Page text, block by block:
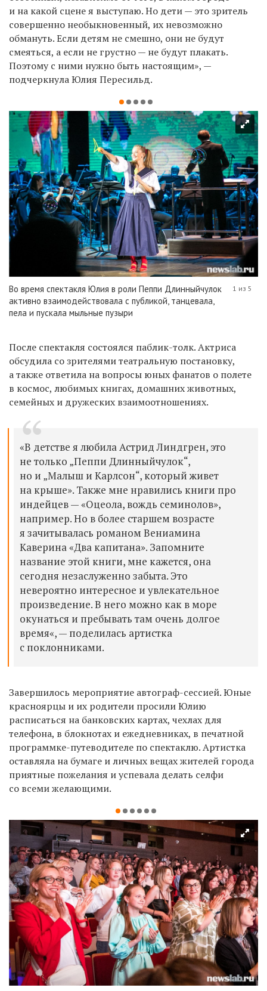
и на какой сцене я выступаю. Но дети — это зритель
совершенно необыкновенный, их невозможно
обмануть. Если детям не смешно, они не будут
смеяться, а если не грустно — не будут плакать.
Поэтому с ними нужно быть настоящим», —
подчеркнула Юлия Пересильд.
Во время спектакля Юлия в роли Пеппи Длинныйчулок
активно взаимодействовала с публикой, танцевала,
пела и пускала мыльные пузыри
1 из 5
После спектакля состоялся паблик-толк. Актриса
обсудила со зрителями театральную постановку,
а также ответила на вопросы юных фанатов о полете
в космос, любимых книгах, домашних животных,
семейных и дружеских взаимоотношениях.
«В детстве я любила Астрид Линдгрен, это
не только „Пеппи Длинныйчулок“,
но и „Малыш и Карлсон“, который живет
на крыше». Также мне нравились книги про
индейцев — «Оцеола, вождь семинолов»,
например. Но в более старшем возрасте
я зачитывалась романом Вениамина
Каверина «Два капитана». Запомните
название этой книги, мне кажется, она
сегодня незаслуженно забыта. Это
невероятно интересное и увлекательное
произведение. В него можно как в море
окунаться и пребывать там очень долгое
время«, — поделилась артистка
с поклонниками.
Завершилось мероприятие автограф-сессией. Юные
красноярцы и их родители просили Юлию
расписаться на банковских картах, чехлах для
телефона, в блокнотах и ежедневниках, в печатной
программке-путеводителе по спектаклю. Артистка
оставляла на бумаге и личных вещах жителей города
приятные пожелания и успевала делать селфи
со всеми желающими.